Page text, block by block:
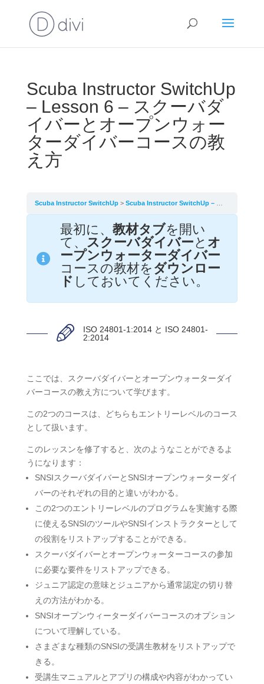
Scuba Instructor SwitchUp
– Lesson 6 – スクーバダ
イバーとオープンウォー
ターダイバーコースの教
え方
Scuba Instructor SwitchUp Scuba Instructor SwitchUp – Lesson 6 – スクーバダイバーとオープンウォーターダイバーコースの教え方
最初に、 教材タブを開い
て、 スクーバダイバーと オ
ープンウォーターダイバー
コースの教材を ダウンロー
ド しておいてください。
ISO 24801-1:2014 と ISO 24801-
2:2014
ここでは、スクーバダイバーとオープンウォーターダイ
バーコースの教え方について学びます。
この2つのコースは、どちらもエントリーレベルのコース
として扱います。
このレッスンを修了すると、次のようなことができるよ
うになります：
SNSIスクーバダイバーとSNSIオープンウォーターダイ
バーのそれぞれの目的と違いがわかる。
この2つのエントリーレベルのプログラムを実施する際
に使えるSNSIのツールやSNSIインストラクターとして
の役割をリストアップすることができる。
スクーバダイバーとオープンウォーターコースの参加
に必要な要件をリストアップできる。
ジュニア認定の意味とジュニアから通常認定の切り替
えの方法がわかる。
SNSIオープンウィーターダイバーコースのオプション
について理解している。
さまざまな種類のSNSIの受講生教材をリストアップで
きる。
受講生マニュアルとアプリの構成や内容がわかってい